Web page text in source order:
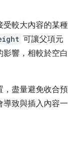
受較大內容的某種
可讓父項元
響，相較於空白
，盡量避免收合預
導致與插入內容一